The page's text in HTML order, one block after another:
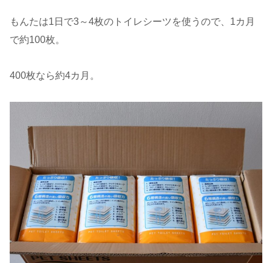
もんたは1日で3～4枚のトイレシーツを使うので、1カ月
で約100枚。
400枚なら約4カ月。